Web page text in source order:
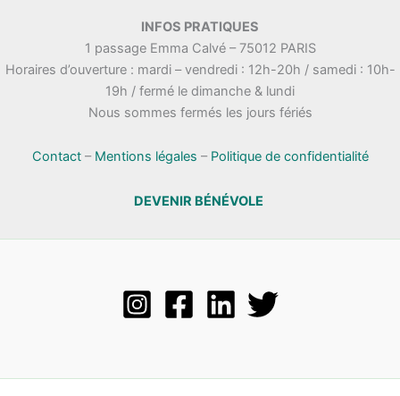
INFOS PRATIQUES
1 passage Emma Calvé – 75012 PARIS
Horaires d’ouverture : mardi – vendredi : 12h-20h / samedi : 10h-
19h / fermé le dimanche & lundi
Nous sommes fermés les jours fériés
Contact– Mentions légales – Politique de confidentialité
DEVENIR BÉNÉVOLE